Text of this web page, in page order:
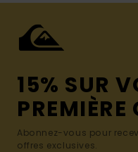
15% SUR
Abonnez-vous pour
offres exclusives.